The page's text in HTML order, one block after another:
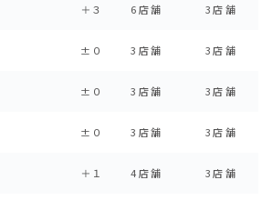
＋３ 6店舗 3店舗
±０ 3店舗 3店舗
±０ 3店舗 3店舗
±０ 3店舗 3店舗
＋１ 4店舗 3店舗